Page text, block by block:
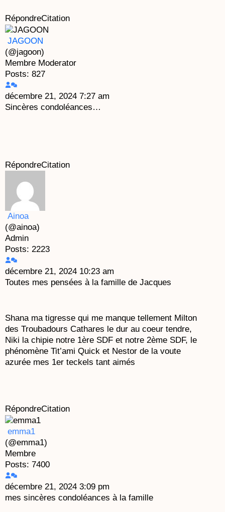
RépondreCitation
JAGOON
(@jagoon)
Membre Moderator
Posts: 827
décembre 21, 2024 7:27 am
Sincères condoléances…
RépondreCitation
Ainoa
(@ainoa)
Admin
Posts: 2223
décembre 21, 2024 10:23 am
Toutes mes pensées à la famille de Jacques
Shana ma tigresse qui me manque tellement Milton
des Troubadours Cathares le dur au coeur tendre,
Niki la chipie notre 1ère SDF et notre 2ème SDF, le
phénomène Tit’ami Quick et Nestor de la voute
azurée mes 1er teckels tant aimés
RépondreCitation
emma1
(@emma1)
Membre
Posts: 7400
décembre 21, 2024 3:09 pm
mes sincères condoléances à la famille